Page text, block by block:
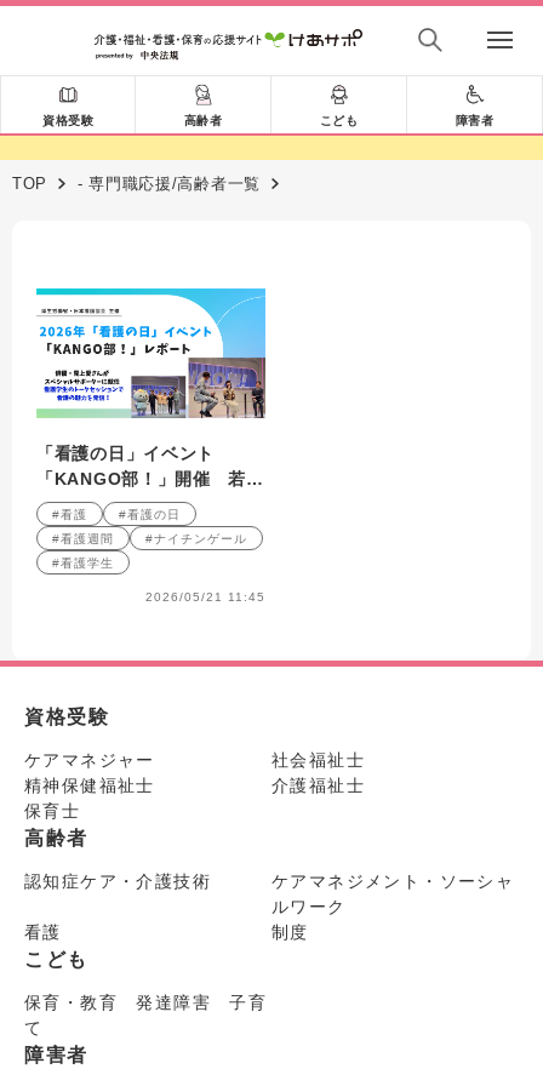
資格受験 高齢者 こども 障害者
TOP - 専門職応援/高齢者一覧
「看護の日」イベント
「KANGO部！」開催 若い
世代へ看護の魅力を発信
#看護
#看護の日
#看護週間
#ナイチンゲール
#看護学生
2026/05/21 11:45
資格受験
ケアマネジャー
社会福祉士
精神保健福祉士
介護福祉士
保育士
高齢者
認知症ケア・介護技術
ケアマネジメント・ソーシャ
ルワーク
看護
制度
こども
保育・教育 発達障害 子育
て
障害者